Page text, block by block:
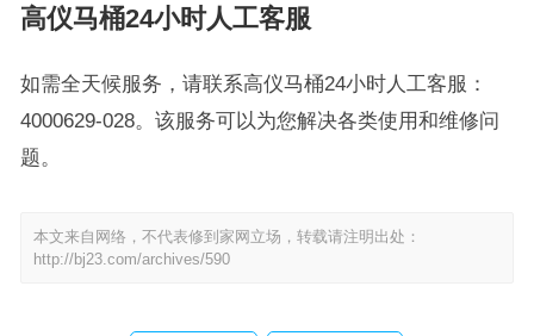
高仪马桶24小时人工客服
如需全天候服务，请联系高仪马桶24小时人工客服：
4000629-028。该服务可以为您解决各类使用和维修问
题。
本文来自网络，不代表修到家网立场，转载请注明出处：
http://bj23.com/archives/590